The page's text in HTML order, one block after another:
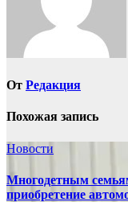
От Редакция
Похожая запись
Новости
Многодетным
приобретение